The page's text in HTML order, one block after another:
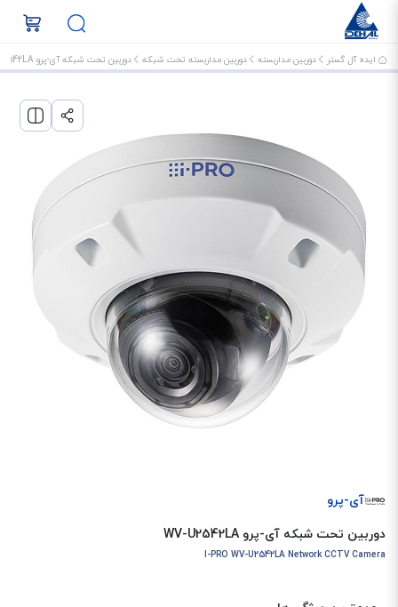
ایده آل گستر دوربین مداربسته دوربین مداربسته تحت شبکه دوربین تحت شبکه آی-پرو WV-U2542LA
آی-پرو
دوربین تحت شبکه آی-پرو WV-U2542LA
I-PRO WV-U2542LA Network CCTV Camera